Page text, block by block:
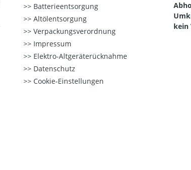
Batterieentsorgung
Altölentsorgung
Verpackungsverordnung
Impressum
Elektro-Altgeräterücknahme
Datenschutz
Cookie-Einstellungen
kein